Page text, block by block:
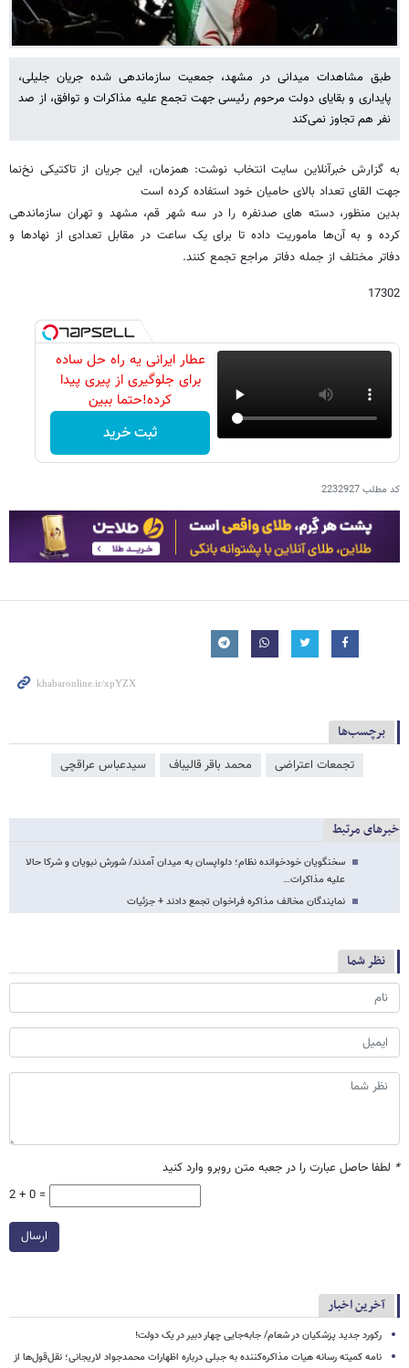
طبق مشاهدات میدانی در مشهد، جمعیت سازماندهی شده جریان جلیلی،
پایداری و بقایای دولت مرحوم رئیسی جهت تجمع علیه مذاکرات و توافق، از صد
نفر هم تجاوز نمی‌کند
به گزارش خبرآنلاین سایت انتخاب نوشت: همزمان، این جریان از تاکتیکی نخ‌نما
جهت القای تعداد بالای حامیان خود استفاده کرده است
بدین منظور، دسته های صدنفره را در سه شهر قم، مشهد و تهران سازماندهی
کرده و به آن‌ها ماموریت داده تا برای یک ساعت در مقابل تعدادی از نهادها و
دفاتر مختلف از جمله دفاتر مراجع تجمع کنند.
17302
عطار ایرانی یه راه حل ساده
برای جلوگیری از پیری پیدا
کرده!حتما ببین
ثبت خرید
کد مطلب2232927
برچسب‌ها
تجمعات اعتراضی محمد باقر قالیباف سیدعباس عراقچی
خبرهای مرتبط
سخنگویان خودخوانده نظام؛ دلواپسان به میدان آمدند/ شورش نبویان و شرکا حالا
علیه مذاکرات…
نمایندگان مخالف مذاکره فراخوان تجمع دادند + جزئیات
نظر شما
* لطفا حاصل عبارت را در جعبه متن روبرو وارد کنید
2 + 0 =
ارسال
آخرین اخبار
رکورد جدید پزشکیان در شعام/ جابه‌جایی چهار دبیر در یک دولت!
نامه کمیته رسانه هیات مذاکره‌کننده به جبلی درباره اظهارات محمدجواد لاریجانی؛ نقل‌قول‌ها از